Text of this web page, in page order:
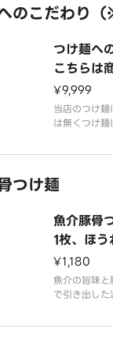
のこだわり
つけ麺へ
こちらは
ません）
¥9,999
当店のつけ
は無くつけ
にもこだわ
出した濃厚な
あるコシが強
来の甘みまで
つけ麺
魚介豚骨
1枚、ほ
葱、魚粉）
¥1,180
魚介の旨味
で引き出し
せました。